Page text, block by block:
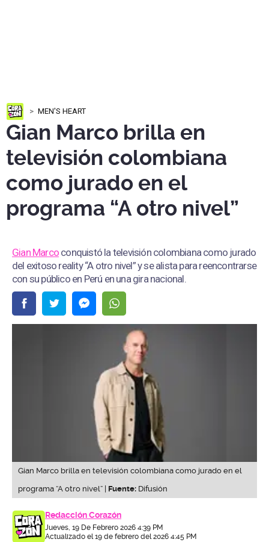
MEN'S HEART
Gian Marco brilla en
televisión colombiana
como jurado en el
programa “A otro nivel”
Gian Marco conquistó la televisión colombiana como jurado
del exitoso reality “A otro nivel” y se alista para reencontrarse
con su público en Perú en una gira nacional.
Gian Marco brilla en televisión colombiana como jurado en el
programa “A otro nivel” | Fuente: Difusión
Redacción Corazón
Jueves, 19 De Febrero 2026 4:39 PM
Actualizado el 19 de febrero del 2026 4:45 PM